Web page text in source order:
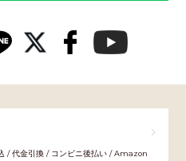
/ 代金引換 / コンビニ後払い / Amazon